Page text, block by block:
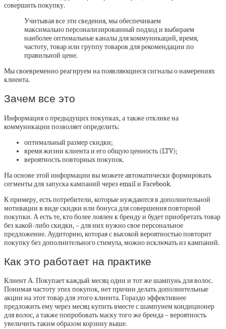
совершить покупку.
Учитывая все эти сведения, мы обеспечиваем
максимально персонализированный подход и выбираем
наиболее оптимальные каналы для коммуникаций, время,
частоту, товар или группу товаров для рекомендации по
правильной цене.
Мы своевременно реагируем на появляющиеся сигналы о намерениях
клиента.
Зачем все это
Информация о предыдущих покупках, а также отклике на
коммуникации позволяет определить:
оптимальный размер скидки;
время жизни клиента и его общую ценность (LTV);
вероятность повторных покупок.
На основе этой информации вы можете автоматически формировать
сегменты для запуска кампаний через email и Facebook.
К примеру, есть потребители, которые нуждаются в дополнительной
мотивации в виде скидки или бонуса для совершения повторной
покупки. А есть те, кто более лоялен к бренду и будет приобретать товар
без какой-либо скидки, – для них нужно свое персональное
предложение. Аудиторию, которая с высокой вероятностью повторит
покупку без дополнительного стимула, можно исключать из кампаний.
Как это работает на практике
Клиент А. Покупает каждый месяц один и тот же шампунь для волос.
Понимая частоту этих покупок, нет причин делать дополнительные
акции на этот товар для этого клиента. Гораздо эффективнее
предложить ему через месяц купить вместе с шампунем кондиционер
для волос, а также попробовать маску того же бренда – вероятность
увеличить таким образом корзину выше.